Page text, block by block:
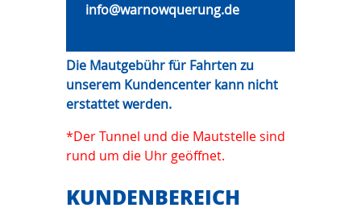
info@warnowquerung.de
Die Mautgebühr für Fahrten zu
unserem Kundencenter kann nicht
erstattet werden.
*Der Tunnel und die Mautstelle sind
rund um die Uhr geöffnet.
KUNDENBEREICH